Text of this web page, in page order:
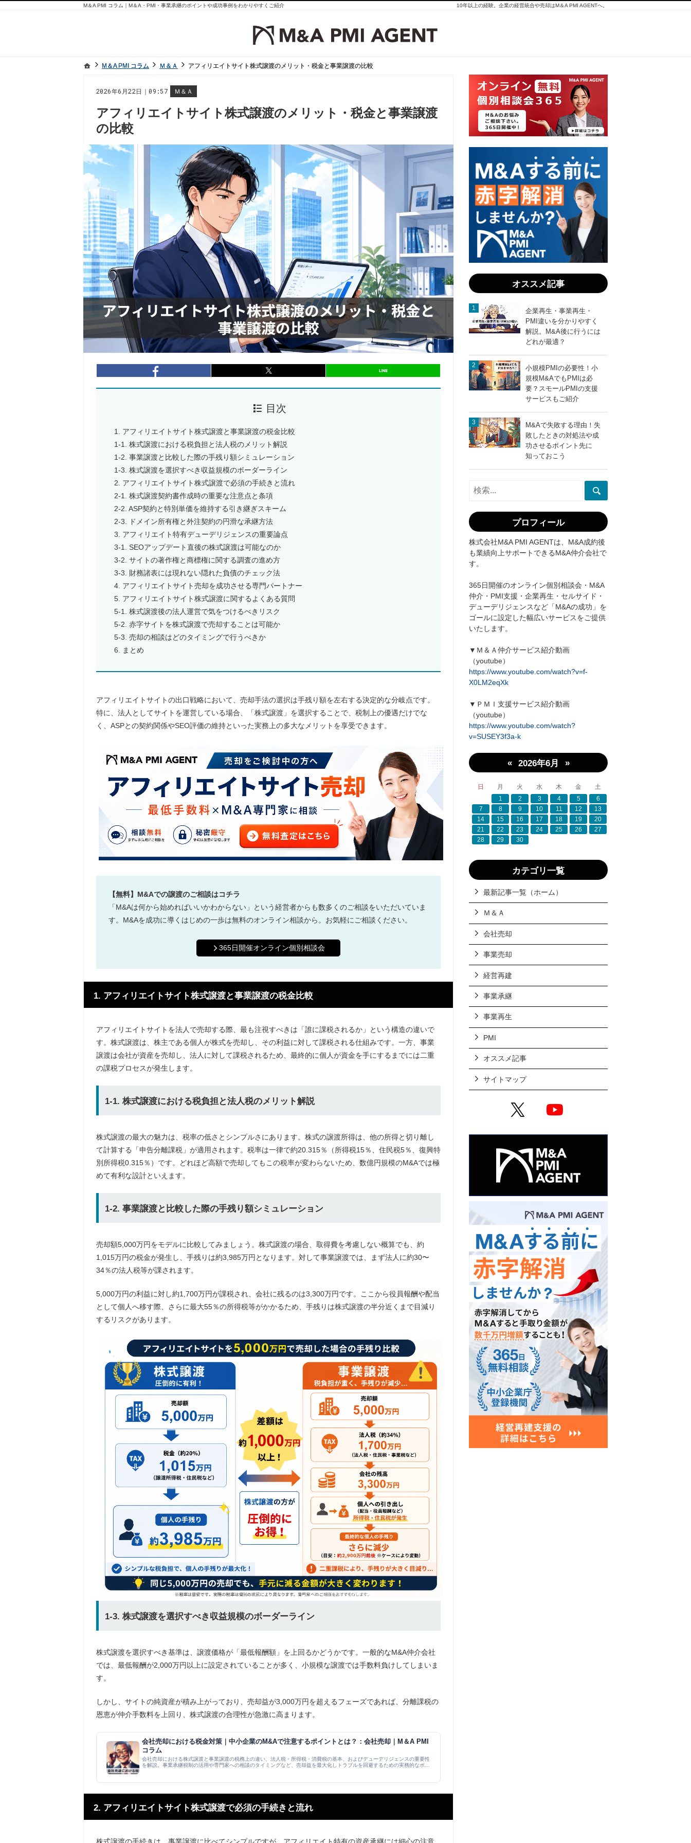
ホームM＆A PMI コラム Ｍ＆Ａ アフィリエイトサイト株式譲渡のメリット・税金と事業譲渡の比較
2026年6月22日｜09:57 Ｍ＆Ａ
アフィリエイトサイト株式譲渡のメリット・税金と事業譲渡
の比較
10年以上の経験。企業の経営統合や売却はM＆A PMI AGENTへ。
M＆A PMI コラム｜M＆A・PMI・事業承継のポイントや成功事例をわかりやすくご紹介
アフ
ィリ
エイ
トサ
イト
株式
譲渡
ト・
と事
業譲
比較
entry1011シェア entry1011シェア entry1011LINEで送る
目次
1. アフィリエイトサイト株式譲渡と事業譲渡の税金比較
1-1. 株式譲渡における税負担と法人税のメリット解説
1-2. 事業譲渡と比較した際の手残り額シミュレーション
1-3. 株式譲渡を選択すべき収益規模のボーダーライン
2. アフィリエイトサイト株式譲渡で必須の手続きと流れ
2-1. 株式譲渡契約書作成時の重要な注意点と条項
2-2. ASP契約と特別単価を維持する引き継ぎスキーム
2-3. ドメイン所有権と外注契約の円滑な承継方法
3. アフィリエイト特有デューデリジェンスの重要論点
3-1. SEOアップデート直後の株式譲渡は可能なのか
3-2. サイトの著作権と商標権に関する調査の進め方
3-3. 財務諸表には現れない隠れた負債のチェック法
4. アフィリエイトサイト売却を成功させる専門パートナー
5. アフィリエイトサイト株式譲渡に関するよくある質問
5-1. 株式譲渡後の法人運営で気をつけるべきリスク
5-2. 赤字サイトを株式譲渡で売却することは可能か
5-3. 売却の相談はどのタイミングで行うべきか
6. まとめ
アフィリエイトサイトの出口戦略において、売却手法の選択は手残り額を左右する決定的な分岐点です。
特に、法人としてサイトを運営している場合、「株式譲渡」を選択することで、税制上の優遇だけでな
く、ASPとの契約関係やSEO評価の維持といった実務上の多大なメリットを享受できます。
【無料】M&Aでの譲渡のご相談はコチラ
「M&Aは何から始めればいいかわからない」という経営者からも数多くのご相談をいただいていま
す。M&Aを成功に導くはじめの一歩は無料のオンライン相談から。お気軽にご相談ください。
365日開催オンライン個別相談会
1. アフィリエイトサイト株式譲渡と事業譲渡の税金比較
アフィリエイトサイトを法人で売却する際、最も注視すべきは「誰に課税されるか」という構造の違いで
す。株式譲渡は、株主である個人が株式を売却し、その利益に対して課税される仕組みです。一方、事業
譲渡は会社が資産を売却し、法人に対して課税されるため、最終的に個人が資金を手にするまでには二重
の課税プロセスが発生します。
1-1. 株式譲渡における税負担と法人税のメリット解説
株式譲渡の最大の魅力は、税率の低さとシンプルさにあります。株式の譲渡所得は、他の所得と切り離し
て計算する「申告分離課税」が適用されます。税率は一律で約20.315％（所得税15％、住民税5％、復興特
別所得税0.315％）です。どれほど高額で売却してもこの税率が変わらないため、数億円規模のM&Aでは極
めて有利な設計といえます。
1-2. 事業譲渡と比較した際の手残り額シミュレーション
売却額5,000万円をモデルに比較してみましょう。株式譲渡の場合、取得費を考慮しない概算でも、約
1,015万円の税金が発生し、手残りは約3,985万円となります。対して事業譲渡では、まず法人に約30〜
34％の法人税等が課されます。
5,000万円の利益に対し約1,700万円が課税され、会社に残るのは3,300万円です。ここから役員報酬や配当
として個人へ移す際、さらに最大55％の所得税等がかかるため、手残りは株式譲渡の半分近くまで目減り
するリスクがあります。
1-3. 株式譲渡を選択すべき収益規模のボーダーライン
株式譲渡を選択すべき基準は、譲渡価格が「最低報酬額」を上回るかどうかです。一般的なM&A仲介会社
では、最低報酬が2,000万円以上に設定されていることが多く、小規模な譲渡では手数料負けしてしまいま
す。
しかし、サイトの純資産が積み上がっており、売却益が3,000万円を超えるフェーズであれば、分離課税の
恩恵が仲介手数料を上回り、株式譲渡の合理性が急激に高まります。
会社売却における税金対策｜中小企業のM&Aで注意するポイントとは？：会社売却｜M＆A PMI
コラム
会社売却における株式譲渡と事業譲渡の税務上の違い、法人税・所得税・消費税の基本、およびデューデリジェンスの重要性
を解説。事業承継税制の活用や専門家への相談のタイミングなど、売却益を最大化しトラブルを回避するための実務的なポイ
2. アフィリエイトサイト株式譲渡で必須の手続きと流れ
オススメ記事
企業再生・事業再生・
PMI違いを分かりやすく
解説。M&A後に行うには
どれが最適？
小規模PMIの必要性！小
規模M&AでもPMIは必
要？スモールPMIの支援
サービスもご紹介
M&Aで失敗する理由！失
敗したときの対処法や成
功させるポイント先に
知っておこう
プロフィール
株式会社M&A PMI AGENTは、M&A成約後
も業績向上サポートできるM&A仲介会社で
す。
365日開催のオンライン個別相談会・M&A
仲介・PMI支援・企業再生・セルサイド・
デューデリジェンスなど「M&Aの成功」を
ゴールに設定した幅広いサービスをご提供
いたします。
▼Ｍ＆Ａ仲介サービス紹介動画
（youtube）
https://www.youtube.com/watch?v=f-
X0LM2eqXk
▼ＰＭＩ支援サービス紹介動画
（youtube）
https://www.youtube.com/watch?
v=SUSEY3f3a-k
« 2026年6月 »
日 月 火 水 木 金
土
1
2 3 4 5
6
7
8 9 10 11 12
13
14
15 16 17 18 19
20
21
22 23 24 25 26
27
28
29 30
カテゴリ一覧
最新記事一覧（ホーム）
Ｍ＆Ａ
会社売却
事業売却
経営再建
事業承継
事業再生
PMI
オススメ記事
サイトマップ
X
ホームM＆A PMI コラム Ｍ＆Ａ アフィリエイトサイト株式譲渡のメリット・税金と事業譲渡の比較